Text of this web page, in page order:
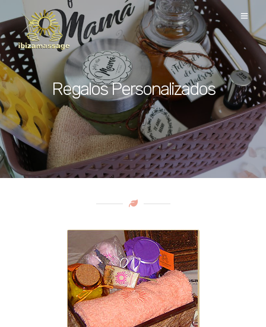
Regalos Personalizados